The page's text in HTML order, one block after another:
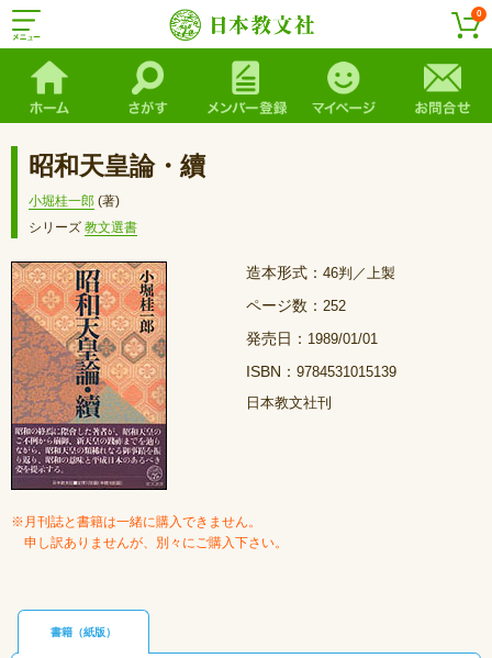
0
昭和天皇論・續
小堀桂一郎 (著)
シリーズ 教文選書
造本形式： 46判／上製
ページ数： 252
発売日： 1989/01/01
ISBN： 9784531015139
日本教文社刊
※月刊誌と書籍は一緒に購入できません。
申し訳ありませんが、別々にご購入下さい。
書籍（紙版）